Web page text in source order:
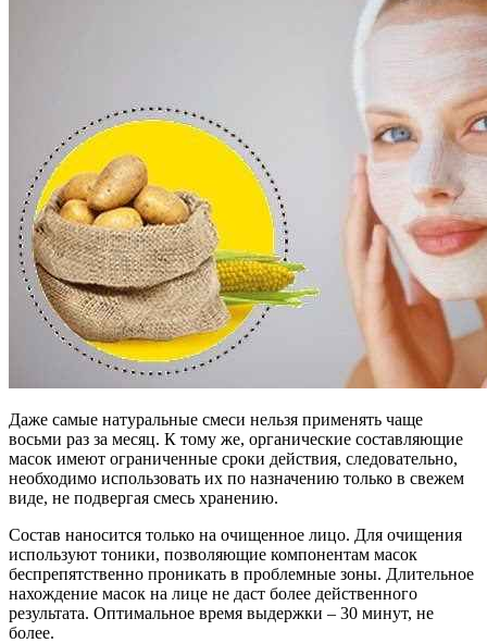
Даже самые натуральные смеси нельзя применять чаще
восьми раз за месяц. К тому же, органические составляющие
масок имеют ограниченные сроки действия, следовательно,
необходимо использовать их по назначению только в свежем
виде, не подвергая смесь хранению.
Состав наносится только на очищенное лицо. Для очищения
используют тоники, позволяющие компонентам масок
беспрепятственно проникать в проблемные зоны. Длительное
нахождение масок на лице не даст более действенного
результата. Оптимальное время выдержки – 30 минут, не
более.